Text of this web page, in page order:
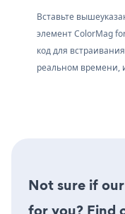
Вставьте
элемент ColorMag
код для
реальном времени,
Not sure if